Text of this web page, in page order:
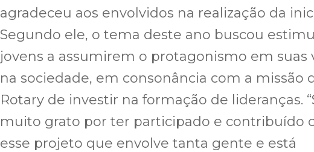
agradeceu aos envolvidos na realização da
Segundo ele, o tema deste ano buscou
jovens a assumirem o protagonismo em suas
na sociedade, em consonância com a missão
Rotary de investir na formação de lideranças.
muito grato por ter participado e contribuído
esse projeto que envolve tanta gente e está